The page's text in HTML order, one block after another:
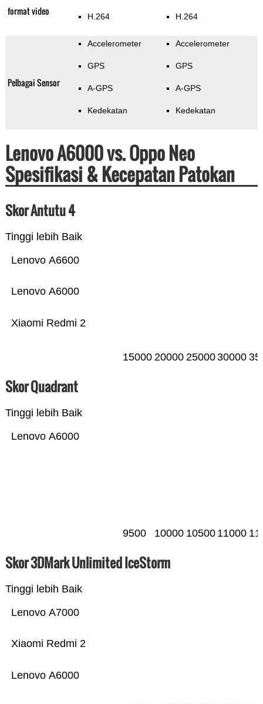
format video H.264 H.264
Pelbagai Sensor
Accelerometer
GPS
A-GPS
Kedekatan
Accelerometer
GPS
A-GPS
Kedekatan
Lenovo A6000 vs. Oppo Neo
Spesifikasi & Kecepatan Patokan
Skor Antutu 4
Tinggi lebih Baik
Xiaomi Redmi 2
Lenovo A6000
Lenovo A6600
15000 20000 2500030000
Skor Quadrant
Tinggi lebih Baik
Lenovo A6000
9500 10000 10500 11000
Skor 3DMark Unlimited IceStorm
Tinggi lebih Baik
Lenovo A6000
Xiaomi Redmi 2
Lenovo A7000